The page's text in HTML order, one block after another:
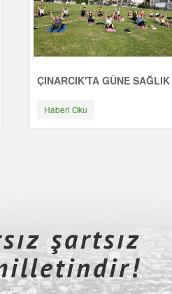
Haberi Oku
şartsız